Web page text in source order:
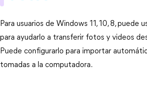
Para usuarios de Windows 11, 10, 8, puede
para ayudarlo a transferir fotos y videos
Puede configurarlo para importar
tomadas a la computadora.